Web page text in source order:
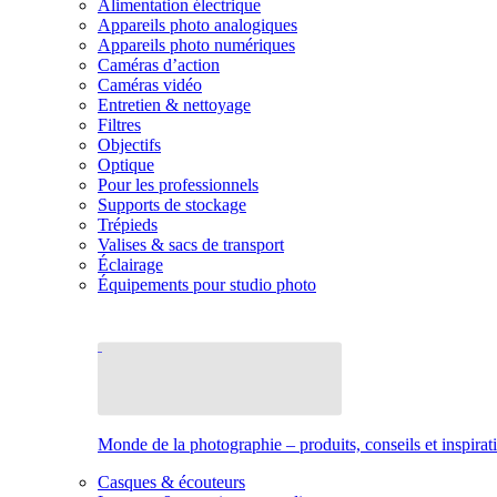
Alimentation électrique
Appareils photo analogiques
Appareils photo numériques
Caméras d’action
Caméras vidéo
Entretien & nettoyage
Filtres
Objectifs
Optique
Pour les professionnels
Supports de stockage
Trépieds
Valises & sacs de transport
Éclairage
Équipements pour studio photo
Monde de la photographie – produits, conseils et
Casques & écouteurs